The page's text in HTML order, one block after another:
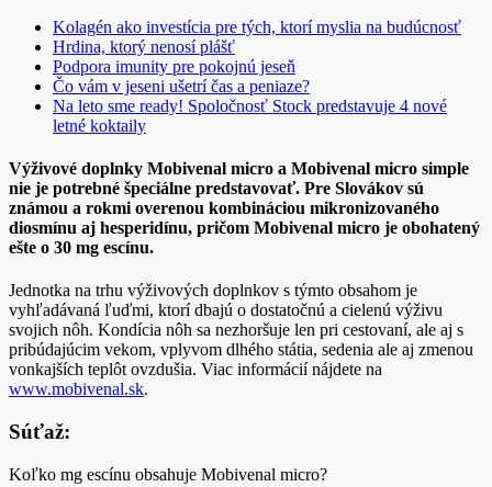
Kolagén ako investícia pre tých, ktorí myslia na budúcnosť
Hrdina, ktorý nenosí plášť
Podpora imunity pre pokojnú jeseň
Čo vám v jeseni ušetrí čas a peniaze?
Na leto sme ready! Spoločnosť Stock predstavuje 4 nové
letné koktaily
Výživové doplnky Mobivenal micro a Mobivenal micro simple
nie je potrebné špeciálne predstavovať. Pre Slovákov sú
známou a rokmi overenou kombináciou mikronizovaného
diosmínu aj hesperidínu, pričom Mobivenal micro je obohatený
ešte o 30 mg escínu.
Jednotka na trhu výživových doplnkov s týmto obsahom je
vyhľadávaná ľuďmi, ktorí dbajú o dostatočnú a cielenú výživu
svojich nôh. Kondícia nôh sa nezhoršuje len pri cestovaní, ale aj s
pribúdajúcim vekom, vplyvom dlhého státia, sedenia ale aj zmenou
vonkajších teplôt ovzdušia. Viac informácií nájdete na
www.mobivenal.sk.
Súťaž:
Koľko mg escínu obsahuje Mobivenal micro?